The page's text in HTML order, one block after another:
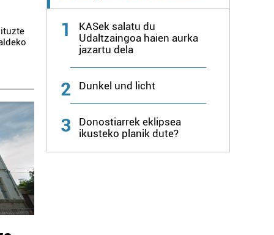
1
KASek salatu du
Udaltzaingoa haien aurka
jazartu dela
2 Dunkel und licht
3
Donostiarrek eklipsea
ikusteko planik dute?